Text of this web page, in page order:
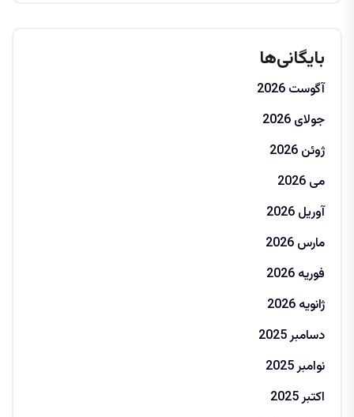
بایگانی‌ها
آگوست 2026
جولای 2026
ژوئن 2026
می 2026
آوریل 2026
مارس 2026
فوریه 2026
ژانویه 2026
دسامبر 2025
نوامبر 2025
اکتبر 2025